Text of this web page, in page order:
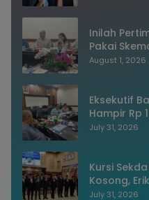
Inilah
Pakai
Defisit APBD
August 1, 2026
Eksekutif
Hampir Rp
Utang
July 31, 2026
Kursi
Kosong,
Jadi
July 31, 2026